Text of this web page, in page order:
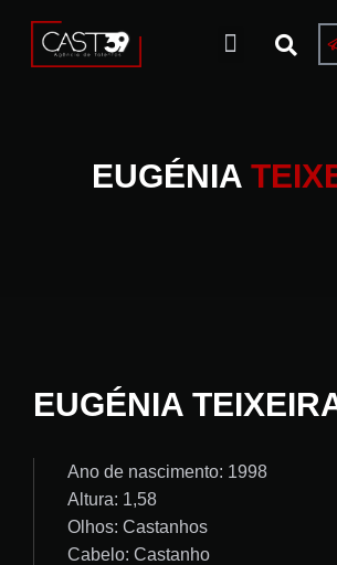
EUGÉNIA
EUGÉNIA
Ano de nascimento: 1998
Altura: 1,58
Olhos: Castanhos
Cabelo: Castanho